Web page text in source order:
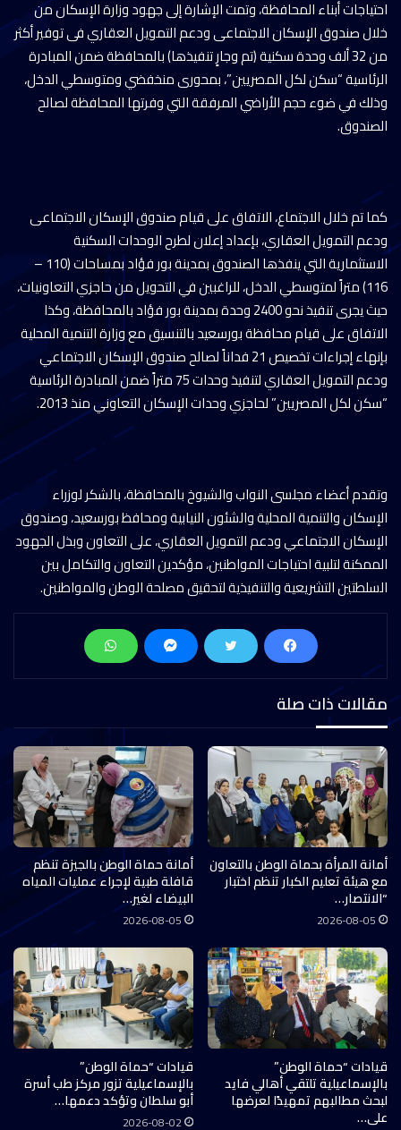
احتياجات أبناء المحافظة، وتمت الإشارة إلى جهود وزارة الإسكان من
خلال صندوق الإسكان الاجتماعى ودعم التمويل العقاري فى توفير أكثر
من 32 ألف وحدة سكنية (تم وجارٍ تنفيذها) بالمحافظة ضمن المبادرة
الرئاسية “سكن لكل المصريين”، بمحورى منخفضي ومتوسطي الدخل،
وذلك في ضوء حجم الأراضي المرفقة التي وفرتها المحافظة لصالح
الصندوق.
كما تم خلال الاجتماع، الاتفاق على قيام صندوق الإسكان الاجتماعى
ودعم التمويل العقاري، بإعداد إعلان لطرح الوحدات السكنية
الاستثمارية التي ينفذها الصندوق بمدينة بور فؤاد بمساحات (110 –
116) متراً لمتوسطي الدخل، للراغبين في التحويل من حاجزي التعاونيات،
حيث يجرى تنفيذ نحو 2400 وحدة بمدينة بور فؤاد بالمحافظة، وكذا
الاتفاق على قيام محافظة بورسعيد بالتنسيق مع وزارة التنمية المحلية
بإنهاء إجراءات تخصيص 21 فداناً لصالح صندوق الإسكان الاجتماعي
ودعم التمويل العقاري لتنفيذ وحدات 75 متراً ضمن المبادرة الرئاسية
“سكن لكل المصريين” لحاجزي وحدات الإسكان التعاوني منذ 2013.
وتقدم أعضاء مجلسى النواب والشيوخ بالمحافظة، بالشكر لوزراء
الإسكان والتنمية المحلية والشئون النيابية ومحافظ بورسعيد، وصندوق
الإسكان الاجتماعي ودعم التمويل العقاري، على التعاون وبذل الجهود
الممكنة لتلبية احتياجات المواطنين، مؤكدين التعاون والتكامل بين
السلطتين التشريعية والتنفيذية لتحقيق مصلحة الوطن والمواطنين.
مقالات ذات صلة
أمانة المرأة بحماة الوطن بالتعاون
مع هيئة تعليم الكبار تنظم اختبار
“الانتصار…
2026-08-05
أمانة حماة الوطن بالجيزة تنظم
قافلة طبية لإجراء عمليات المياه
البيضاء لغير…
2026-08-05
قيادات “حماة الوطن”
بالإسماعيلية تلتقي أهالي فايد
لبحث مطالبهم تمهيدًا لعرضها
على…
قيادات “حماة الوطن”
بالإسماعيلية تزور مركز طب أسرة
أبو سلطان وتؤكد دعمها…
2026-08-02